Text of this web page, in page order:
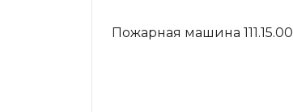
Пожарная машина 111.15.00